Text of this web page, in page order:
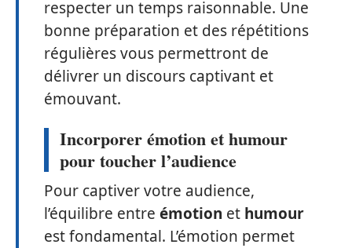
respecter un temps raisonnable. Une
bonne préparation et des répétitions
régulières vous permettront de
délivrer un discours captivant et
émouvant.
Incorporer émotion et humour
pour toucher l’audience
Pour captiver votre audience,
l’équilibre entre émotion et humour
est fondamental. L’émotion permet